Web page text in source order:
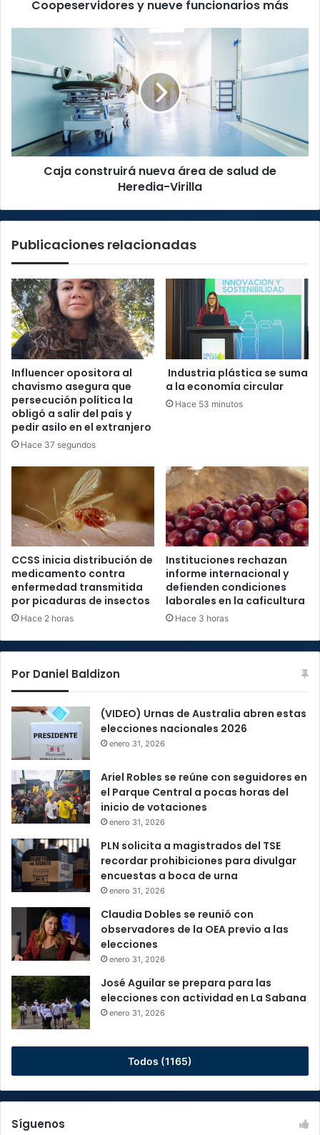
Coopeservidores y nueve funcionarios más
nueva
área
Heredia-
Virilla
Caja construirá nueva área de salud de
Heredia-Virilla
Publicaciones relacionadas
Influencer opositora al
chavismo asegura que
persecución política la
obligó a salir del país y
pedir asilo en el extranjero
Hace 37 segundos
Industria plástica se suma
a la economía circular
Hace 53 minutos
CCSS inicia distribución de
medicamento contra
enfermedad transmitida
por picaduras de insectos
Hace 2 horas
Instituciones rechazan
informe internacional y
defienden condiciones
laborales en la caficultura
Hace 3 horas
Por Daniel Baldizon
(VIDEO) Urnas de Australia abren estas
elecciones nacionales 2026
enero 31, 2026
Ariel Robles se reúne con seguidores en
el Parque Central a pocas horas del
inicio de votaciones
enero 31, 2026
PLN solicita a magistrados del TSE
recordar prohibiciones para divulgar
encuestas a boca de urna
enero 31, 2026
Claudia Dobles se reunió con
observadores de la OEA previo a las
elecciones
enero 31, 2026
José Aguilar se prepara para las
elecciones con actividad en La Sabana
enero 31, 2026
Todos (1165)
Síguenos